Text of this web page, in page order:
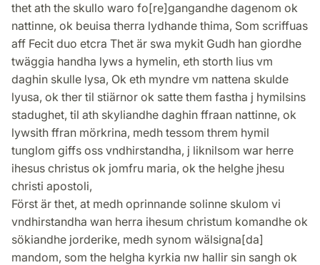
thet ath the skullo waro fo[re]gangandhe dagenom ok
nattinne, ok beuisa therra lydhande thima, Som scriffuas
aff Fecit duo etcra Thet är swa mykit Gudh han giordhe
twäggia handha lyws a hymelin, eth storth lius vm
daghin skulle lysa, Ok eth myndre vm nattena skulde
lyusa, ok ther til stiärnor ok satte them fastha j hymilsins
stadughet, til ath skyliandhe daghin ffraan nattinne, ok
lywsith ffran mörkrina, medh tessom threm hymil
tunglom giffs oss vndhirstandha, j liknilsom war herre
ihesus christus ok jomfru maria, ok the helghe jhesu
christi apostoli,
Först är thet, at medh oprinnande solinne skulom vi
vndhirstandha wan herra ihesum christum komandhe ok
sökiandhe jorderike, medh synom wälsigna[da]
mandom, som the helgha kyrkia nw hallir sin sangh ok